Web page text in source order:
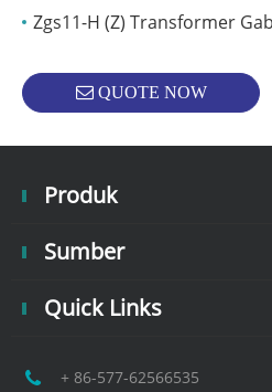
Zgs11-H (Z) Transformer
QUOTE NOW
Produk
Sumber
Quick Links
+ 86-577-62566535